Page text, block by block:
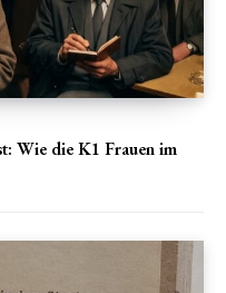
Wie die K1 Frauen im